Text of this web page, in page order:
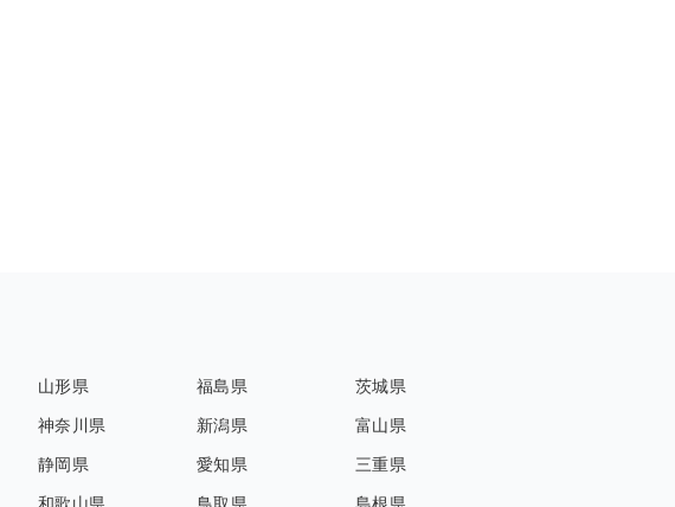
山形県 福島県 茨城県
神奈川県 新潟県 富山県
静岡県 愛知県 三重県